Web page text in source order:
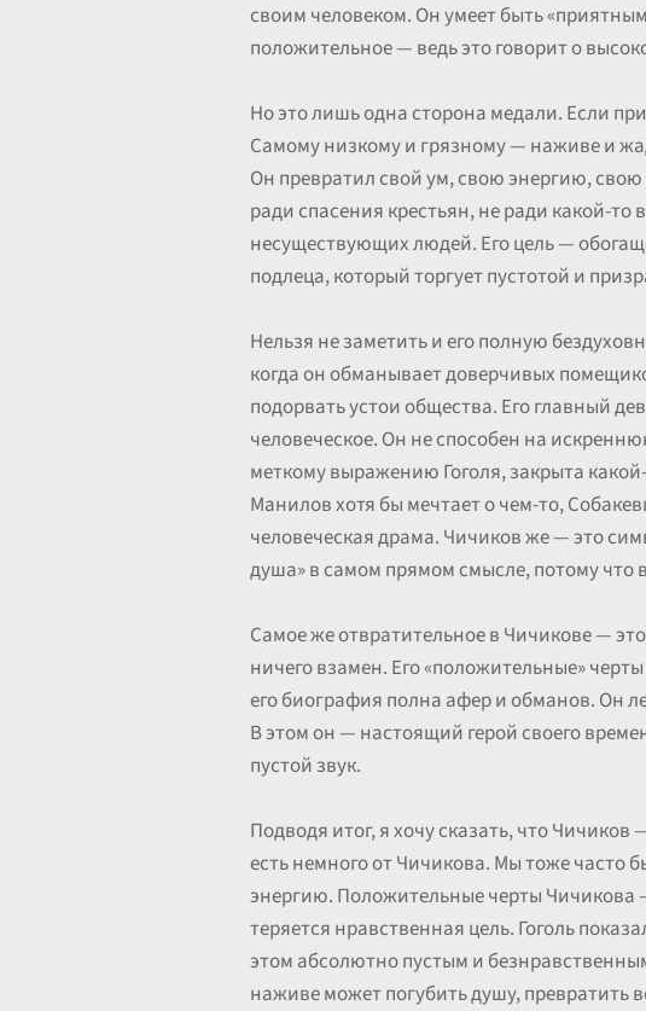
своим человеком. Он умеет быть
положительное — ведь это говорит о
Но это лишь одна сторона медали. Если
Самому низкому и грязному — наживе и
Он превратил свой ум, свою энергию,
ради спасения крестьян, не ради какой-то
несуществующих людей. Его цель —
подлеца, который торгует пустотой и
Нельзя не заметить и его полную
когда он обманывает доверчивых
подорвать устои общества. Его главный
человеческое. Он не способен на
меткому выражению Гоголя, закрыта
Манилов хотя бы мечтает о чем-то,
человеческая драма. Чичиков же — это
душа» в самом прямом смысле, потому что
Самое же отвратительное в Чичикове —
ничего взамен. Его «положительные»
его биография полна афер и обманов. Он
В этом он — настоящий герой своего
пустой звук.
Подводя итог, я хочу сказать, что
есть немного от Чичикова. Мы тоже
энергию. Положительные черты Чичикова
теряется нравственная цель. Гоголь
этом абсолютно пустым и
наживе может погубить душу,